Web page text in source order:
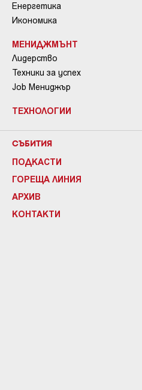
Енергетика
Икономика
МЕНИДЖМЪНТ
Лидерство
Техники за успех
Job Мениджър
ТЕХНОЛОГИИ
СЪБИТИЯ
ПОДКАСТИ
ГОРЕЩА ЛИНИЯ
АРХИВ
КОНТАКТИ